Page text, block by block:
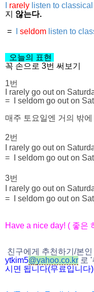
rarely listen to
지 않는다.
=
seldom listen to
오늘의 표현
꼭 손으로 3번 써보기
1번
I rarely go out on
= I seldom go out on
매주 토요일엔 거의 밖
2번
I rarely go out on
= I seldom go out on
3번
I rarely go out on
= I seldom go out on
Have a nice day! ( 좋은
친구에게 추천하기 /본인
ytkim5@yahoo.co.kr 로 '
시면 됩니다(무료입니다